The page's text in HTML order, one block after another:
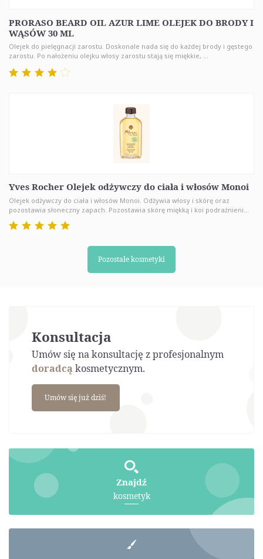
PRORASO BEARD OIL AZUR LIME OLEJEK DO BRODY I
WĄSÓW 30 ML
Olejek do pielęgnacji zarostu. Doskonale nada się do każdej brody i gęstego
zarostu. Po nałożeniu olejku włosy zarostu stają się miękkie, ...
Yves Rocher Olejek odżywczy do ciała i włosów Monoi
Olejek odżywczy do ciała i włosów Monoi. Odżywia włosy i skórę oraz
pozostawia słoneczny zapach. Pozostawia skórę miękką i koi podrażnieni...
Pozostałe kosmetyki
Konsultacja
Umów się na konsultację z profesjonalnym
doradcąkosmetycznym.
Umów się już dziś!
Znajdź
kosmetyk